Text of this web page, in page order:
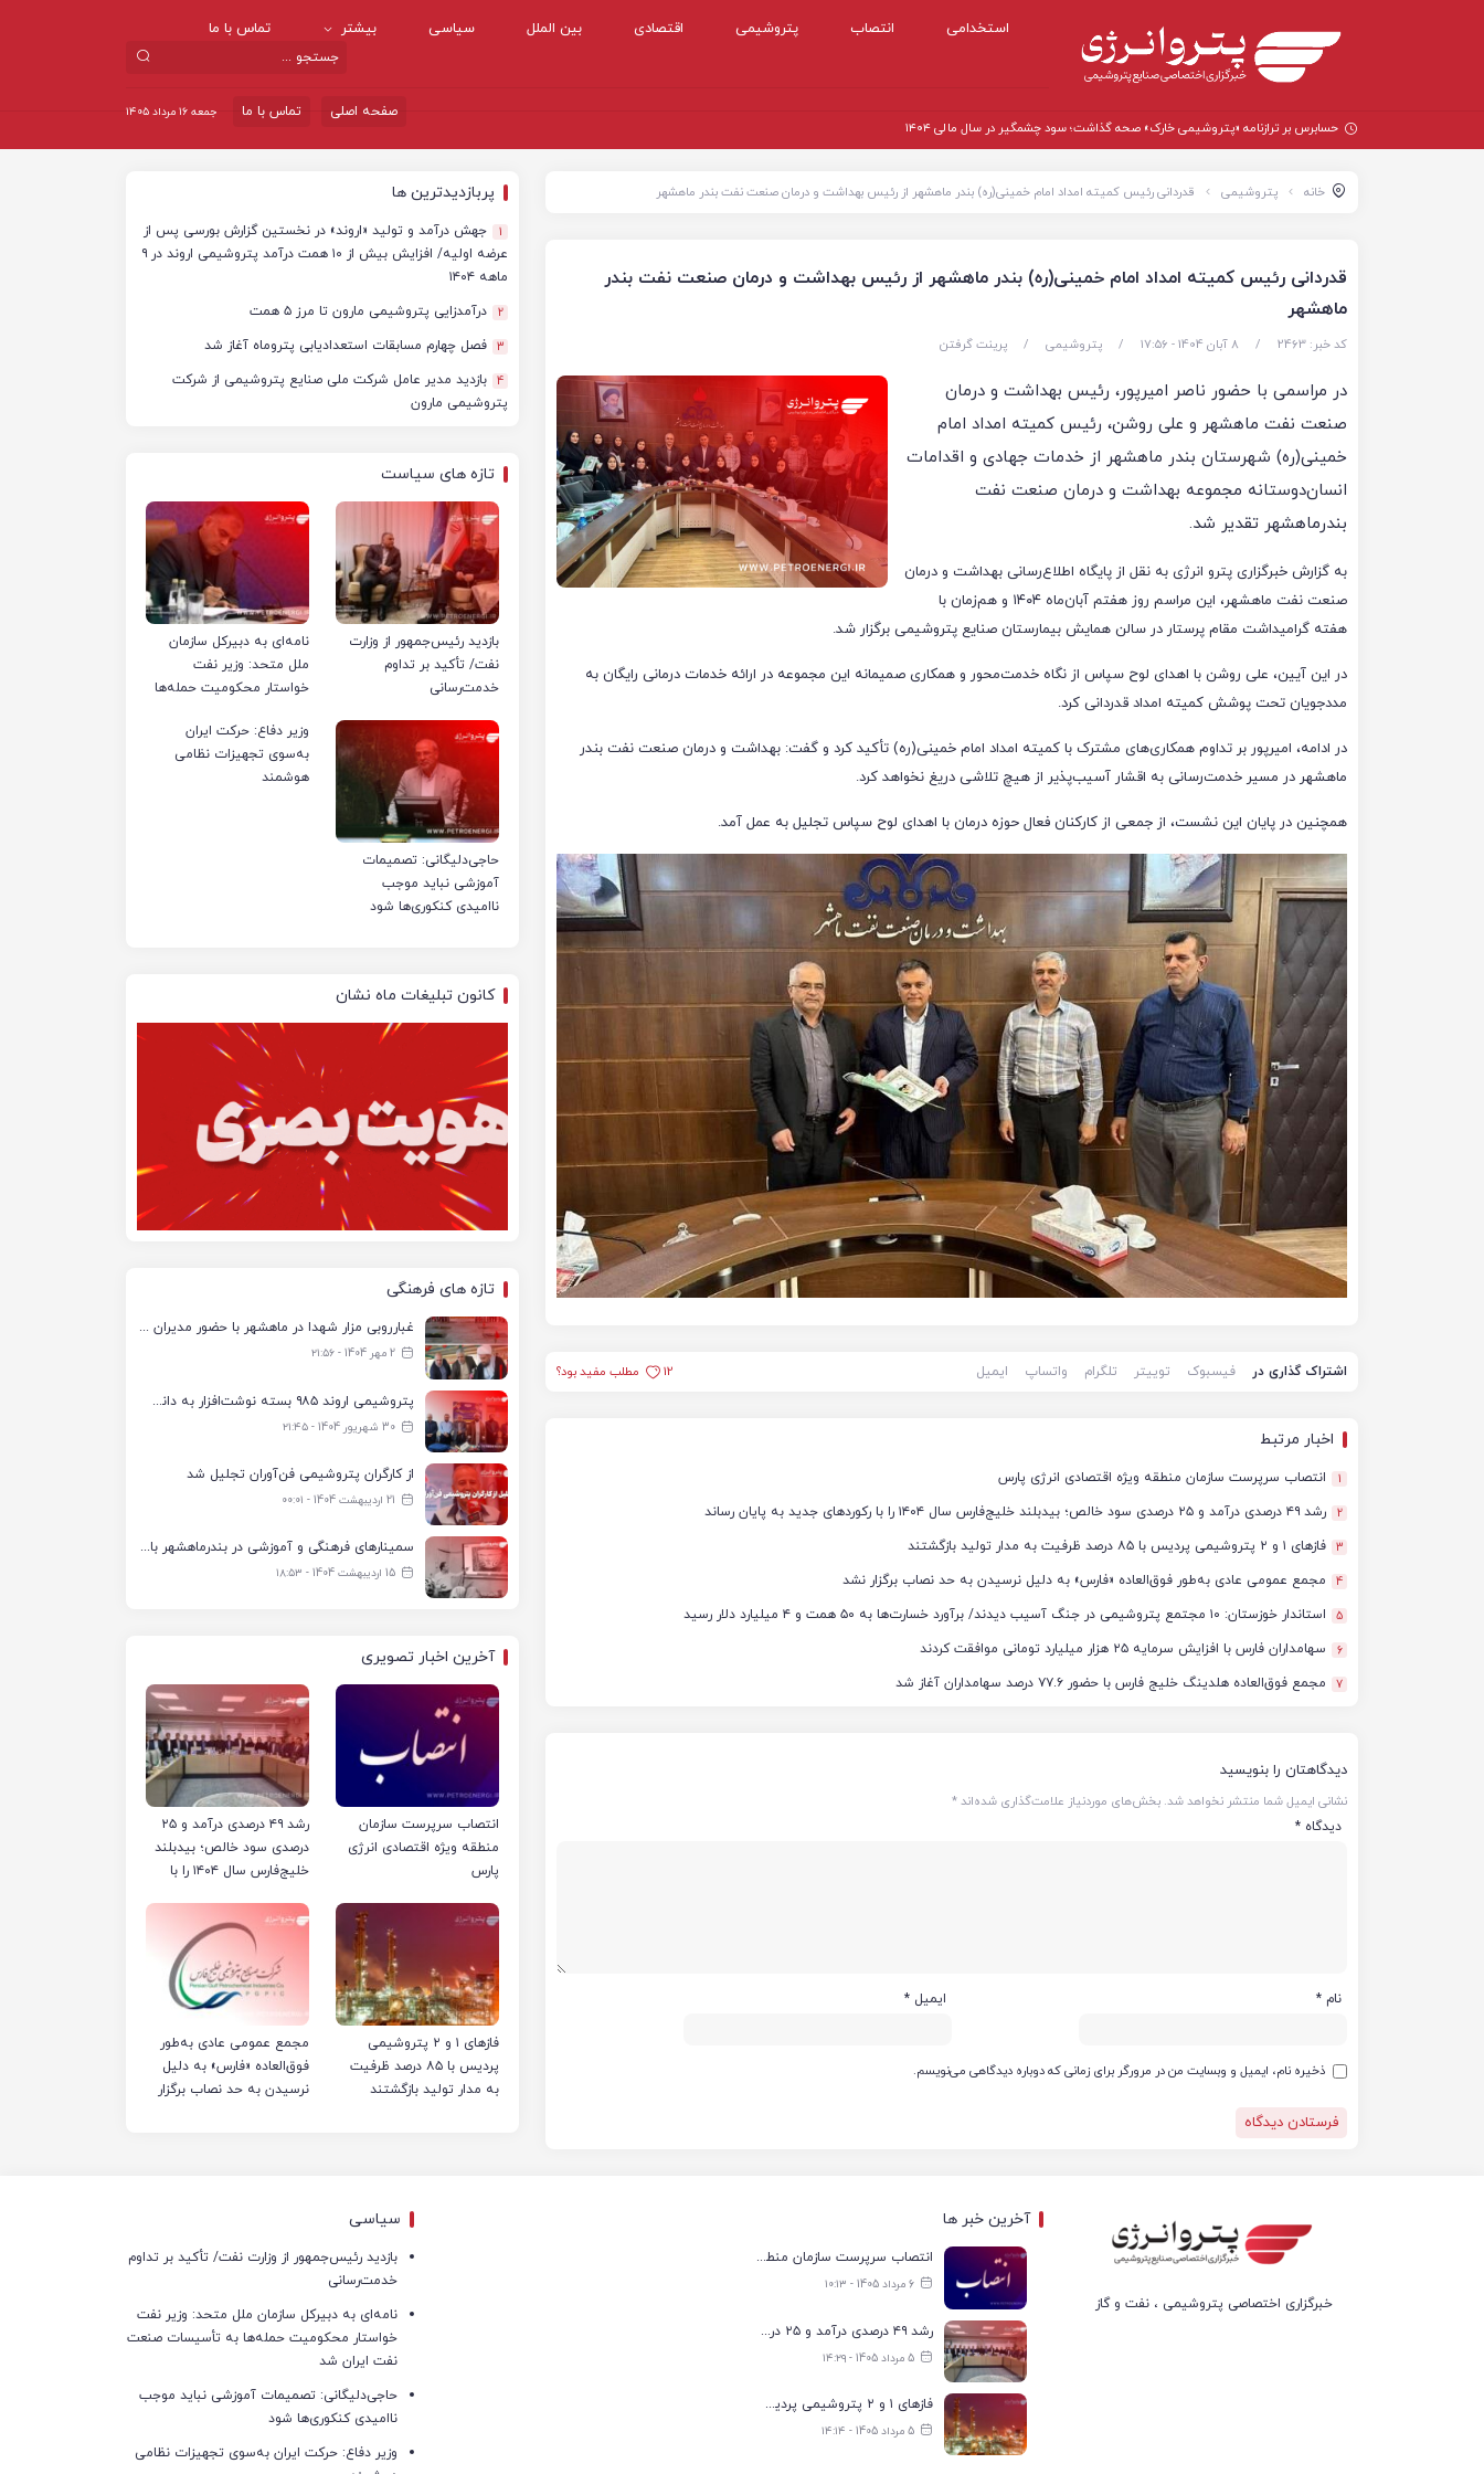
استخدامی انتصاب پتروشیمی اقتصادی بین الملل سیاسی بیشتر تماس با ما
جمعه ۱۶ مرداد ۱۴۰۵ تماس با ما
صفحه اصلی
حسابرس بر ترازنامه «پتروشیمی خارک» صحه گذاشت؛ سود چشمگیر در سال مالی ۱۴۰۴
خانه پتروشیمی قدردانی رئیس کمیته امداد امام خمینی(ره) بندر ماهشهر از رئیس بهداشت و درمان صنعت نفت بندر ماهشهر
قدردانی رئیس کمیته امداد امام خمینی(ره) بندر ماهشهر از رئیس بهداشت و درمان صنعت نفت بندر
ماهشهر
کد خبر: 2463 / 8 آبان 1404 - ۱۷:۵۶ / پتروشیمی / پرینت گرفتن
در مراسمی با حضور ناصر امیرپور، رئیس بهداشت و درمان
صنعت نفت ماهشهر و علی روشن، رئیس کمیته امداد امام
خمینی(ره) شهرستان بندر ماهشهر از خدمات جهادی و اقدامات
انسان‌دوستانه مجموعه بهداشت و درمان صنعت نفت
بندرماهشهر تقدیر شد.
به گزارش خبرگزاری پترو انرژی به نقل از پایگاه اطلاع‌رسانی بهداشت و درمان
صنعت نفت ماهشهر، این مراسم روز هفتم آبان‌ماه ۱۴۰۴ و هم‌زمان با
هفته گرامیداشت مقام پرستار در سالن همایش بیمارستان صنایع پتروشیمی برگزار شد.
در این آیین، علی روشن با اهدای لوح سپاس از نگاه خدمت‌محور و همکاری صمیمانه این مجموعه در ارائه خدمات درمانی رایگان به
مددجویان تحت پوشش کمیته امداد قدردانی کرد.
در ادامه، امیرپور بر تداوم همکاری‌های مشترک با کمیته امداد امام خمینی(ره) تأکید کرد و گفت: بهداشت و درمان صنعت نفت بندر
ماهشهر در مسیر خدمت‌رسانی به اقشار آسیب‌پذیر از هیچ تلاشی دریغ نخواهد کرد.
همچنین در پایان این نشست، از جمعی از کارکنان فعال حوزه درمان با اهدای لوح سپاس تجلیل به عمل آمد.
اشتراک گذاری در فیسبوک توییتر تلگرام واتساپ ایمیل 12 مطلب مفید بود؟
اخبار مرتبط
1 انتصاب سرپرست سازمان منطقه ویژه اقتصادی انرژی پارس
2 رشد ۴۹ درصدی درآمد و ۲۵ درصدی سود خالص؛ بیدبلند خلیج‌فارس سال ۱۴۰۴ را با رکوردهای جدید به پایان رساند
3 فازهای ۱ و ۲ پتروشیمی پردیس با ۸۵ درصد ظرفیت به مدار تولید بازگشتند
4 مجمع عمومی عادی به‌طور فوق‌العاده «فارس» به دلیل نرسیدن به حد نصاب برگزار نشد
5 استاندار خوزستان: ۱۰ مجتمع پتروشیمی در جنگ آسیب دیدند/ برآورد خسارت‌ها به ۵۰ همت و ۴ میلیارد دلار رسید
6 سهامداران فارس با افزایش سرمایه ۲۵ هزار میلیارد تومانی موافقت کردند
7 مجمع فوق‌العاده هلدینگ خلیج فارس با حضور ۷۷.۶ درصد سهامداران آغاز شد
دیدگاهتان را بنویسید
نشانی ایمیل شما منتشر نخواهد شد. بخش‌های موردنیاز علامت‌گذاری شده‌اند*
دیدگاه *
نام * ایمیل *
ذخیره نام، ایمیل و وبسایت من در مرورگر برای زمانی که دوباره دیدگاهی می‌نویسم.
پربازدیدترین ها
1
جهش درآمد و تولید «اروند» در نخستین گزارش بورسی پس از
عرضه اولیه/ افزایش بیش از ۱۰ همت درآمد پتروشیمی اروند در ۹
ماهه ۱۴۰۴
2 درآمدزایی پتروشیمی مارون تا مرز ۵ همت
3 فصل چهارم مسابقات استعدادیابی پتروماه آغاز شد
4 بازدید مدیر عامل شرکت ملی صنایع پتروشیمی از شرکت
پتروشیمی مارون
تازه های سیاست
بازدید رئیس‌جمهور از وزارت
نفت/ تأکید بر تداوم
خدمت‌رسانی
نامه‌ای به دبیرکل سازمان
ملل متحد: وزیر نفت
خواستار محکومیت حمله‌ها
ایران شد
حاجی‌دلیگانی: تصمیمات
آموزشی نباید موجب
ناامیدی کنکوری‌ها شود
وزیر دفاع: حرکت ایران
به‌سوی تجهیزات نظامی
هوشمند
کانون تبلیغات ماه نشان
تازه های فرهنگی
غبارروبی مزار شهدا در ماهشهر با حضور مدیران پتروشیمی اروند و مسئولان شهری
2 مهر 1404 - ۲۱:۵۶
پتروشیمی اروند ۹۸۵ بسته نوشت‌افزار به دانش‌آموزان تحت پوشش کمیته امداد بندرماهشهر اهدا کرد
30 شهریور 1404 - ۲۱:۴۵
از کارگران پتروشیمی فن‌آوران تجلیل شد
21 اردیبهشت 1404 - ۰۰:۰۱
سمینارهای فرهنگی و آموزشی در بندرماهشهر با همکاری فرهنگ‌سرای پتروشیمی مارون
15 اردیبهشت 1404 - ۱۸:۵۳
آخرین اخبار تصویری
انتصاب سرپرست سازمان
منطقه ویژه اقتصادی انرژی
پارس
رشد ۴۹ درصدی درآمد و ۲۵
درصدی سود خالص؛ بیدبلند
خلیج‌فارس سال ۱۴۰۴ را با
رساند
فازهای ۱ و ۲ پتروشیمی
پردیس با ۸۵ درصد ظرفیت
به مدار تولید بازگشتند
مجمع عمومی عادی به‌طور
فوق‌العاده «فارس» به دلیل
نرسیدن به حد نصاب برگزار
خبرگزاری اختصاصی پتروشیمی ، نفت و گاز
آخرین خبر ها
انتصاب سرپرست سازمان منطقه ویژه اقتصادی انرژی پارس
6 مرداد 1405 - ۱۰:۱۳
رشد ۴۹ درصدی درآمد و ۲۵ درصدی سود خالص؛ بیدبلند خلیج‌فارس سال ۱۴۰۴ را با رکوردهای جدید به پایان رساند
5 مرداد 1405 - ۱۴:۲۹
فازهای ۱ و ۲ پتروشیمی پردیس با ۸۵ درصد ظرفیت به مدار تولید بازگشتند
5 مرداد 1405 - ۱۴:۱۴
سیاسی
بازدید رئیس‌جمهور از وزارت نفت/ تأکید بر تداوم
خدمت‌رسانی
نامه‌ای به دبیرکل سازمان ملل متحد: وزیر نفت
خواستار محکومیت حمله‌ها به تأسیسات صنعت
نفت ایران شد
حاجی‌دلیگانی: تصمیمات آموزشی نباید موجب
ناامیدی کنکوری‌ها شود
وزیر دفاع: حرکت ایران به‌سوی تجهیزات نظامی